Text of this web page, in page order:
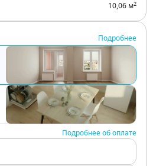
10,06 м2
Подробнее
Подробнее об оплате